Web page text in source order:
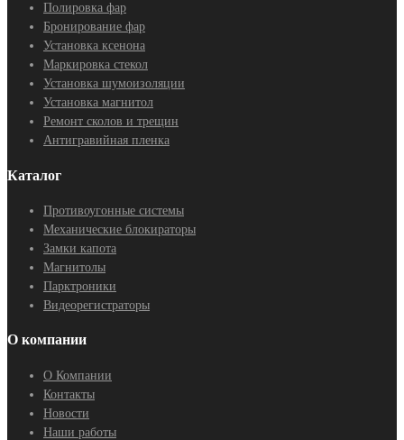
Полировка фар
Бронирование фар
Установка ксенона
Маркировка стекол
Установка шумоизоляции
Установка магнитол
Ремонт сколов и трещин
Антигравийная пленка
Каталог
Противоугонные системы
Механические блокираторы
Замки капота
Магнитолы
Парктроники
Видеорегистраторы
О компании
О Компании
Контакты
Новости
Наши работы